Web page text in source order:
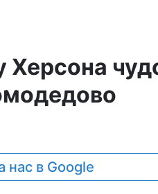
Херсона
нас в Google